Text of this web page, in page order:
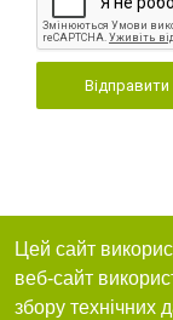
Відправити
Цей сайт
веб-сайт
збору технічних